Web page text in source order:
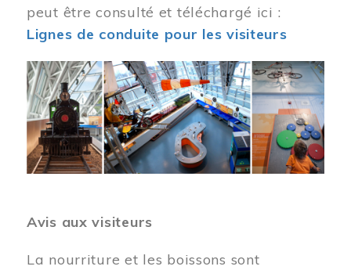
peut être consulté et téléchargé ici :
Lignes de conduite pour les visiteurs
Image
Avis aux visiteurs
La nourriture et les boissons sont